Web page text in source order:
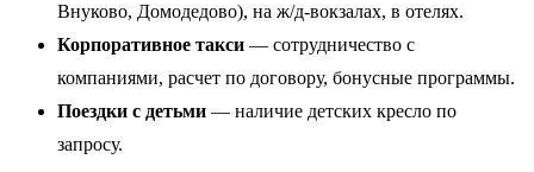
Внуково, Домодедово), на ж/д-вокзалах, в отелях.
Корпоративное такси — сотрудничество с
компаниями, расчет по договору, бонусные программы.
Поездки с детьми — наличие детских кресло по
запросу.